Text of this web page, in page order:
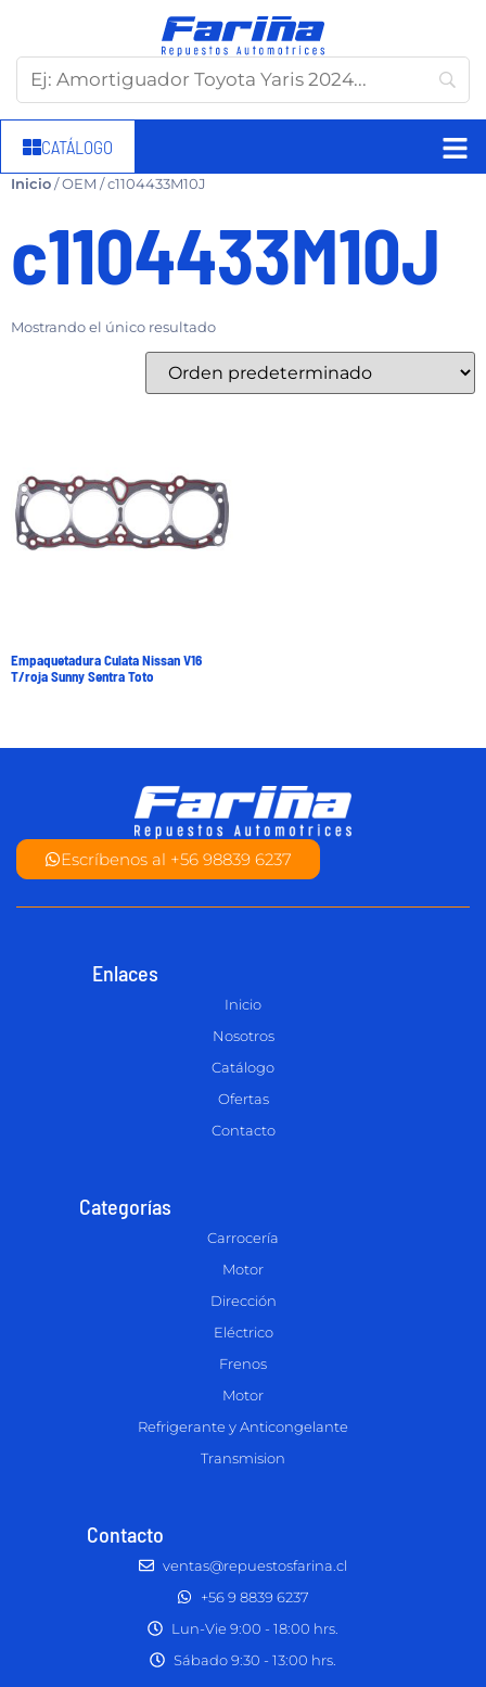
CATÁLOGO
Inicio/ OEM / c1104433M10J
c1104433M10J
Mostrando el único resultado
Empaquetadura Culata Nissan V16
T/roja Sunny Sentra Toto
Escríbenos al +56 98839 6237
Enlaces
Inicio
Nosotros
Catálogo
Ofertas
Contacto
Categorías
Carrocería
Motor
Dirección
Eléctrico
Frenos
Motor
Refrigerante y Anticongelante
Transmision
Contacto
ventas@repuestosfarina.cl
+56 9 8839 6237
Lun-Vie 9:00 - 18:00 hrs.
Sábado 9:30 - 13:00 hrs.